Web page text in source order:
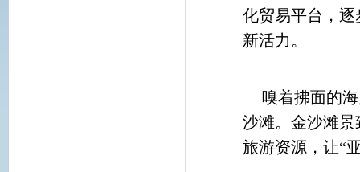
化贸易平台，
新活力。
嗅着拂面的
沙滩。金沙滩
旅游资源，让“